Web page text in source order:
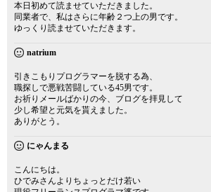
本日初めて読ませていただきました。
同業者で、私はさらに年齢２つ上の男です。
ゆっくり読ませていただきます。
natrium
引きこもりプログラマーを脱する為、
職探しで悪戦苦闘している45男です。
お祈りメールばかりの今、ブログを拝見して
少し希望と元気を貰えました。
ありがとう。
にゃんまる
こんにちは。
ひでみさんよりちょっとだけ若い